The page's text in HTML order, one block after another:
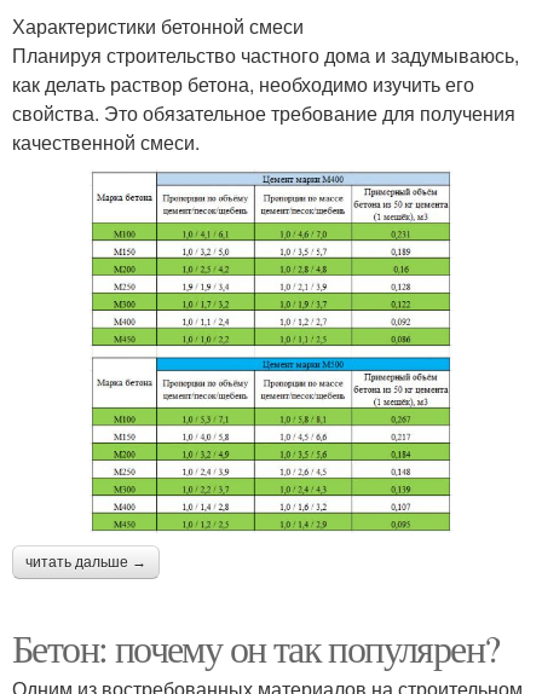
Характеристики бетонной смеси
Планируя строительство частного дома и задумываюсь,
как делать раствор бетона, необходимо изучить его
свойства. Это обязательное требование для получения
качественной смеси.
читать дальше →
Бетон: почему он так популярен?